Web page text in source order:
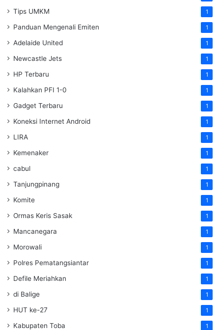
Tips UMKM 1
Panduan Mengenali Emiten 1
Adelaide United 1
Newcastle Jets 1
HP Terbaru 1
Kalahkan PFI 1-0 1
Gadget Terbaru 1
Koneksi Internet Android 1
LIRA 1
Kemenaker 1
cabul 1
Tanjungpinang 1
Komite 1
Ormas Keris Sasak 1
Mancanegara 1
Morowali 1
Polres Pematangsiantar 1
Defile Meriahkan 1
di Balige 1
HUT ke-27 1
Kabupaten Toba 1